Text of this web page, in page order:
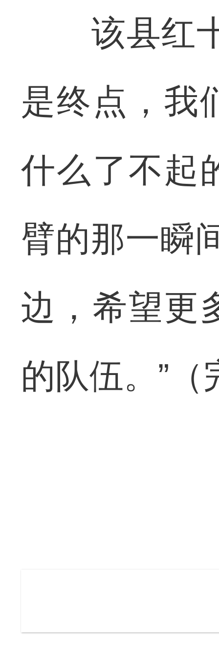
该县红十
是终点，我
什么了不起
臂的那一瞬
边，希望更
的队伍。”（